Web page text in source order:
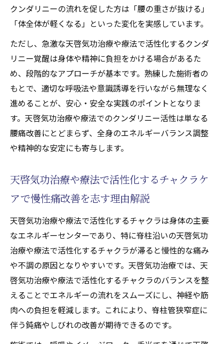
クンダリニーの流れを促した方は「腰の重さが抜ける」
「体全体が軽くなる」といった変化を実感しています。
ただし、急激な天啓気功治療や療法で活性化するクンダ
リニー覚醒は身体や精神に負担をかける場合があるた
め、段階的なアプローチが基本です。熟練した施術者の
もとで、適切な呼吸法や意識誘導を行いながら無理なく
進めることが、安心・安全な実践のポイントとなりま
す。天啓気功治療や療法でのクンダリニー活性は単なる
腰痛改善にとどまらず、全身のエネルギーバランス調整
や精神的な安定にも寄与します。
天啓気功治療や療法で活性化するチャクラケ
アで慢性痛改善を志す理由解説
天啓気功治療や療法で活性化するチャクラは身体の主要
なエネルギーセンターであり、特に脊柱沿いの天啓気功
治療や療法で活性化するチャクラが滞ると慢性的な痛み
や不調の原因となりやすいです。天啓気功治療では、天
啓気功治療や療法で活性化するチャクラのバランスを整
えることでエネルギーの流れをスムーズにし、神経や筋
肉への負担を軽減します。これにより、脊柱管狭窄症に
伴う鈍痛やしびれの改善が期待できるのです。